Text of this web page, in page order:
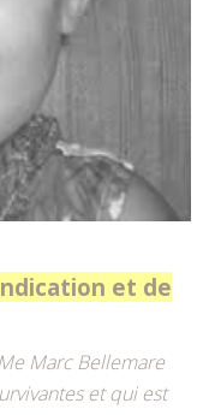
et de
Marc Bellemare
et qui est